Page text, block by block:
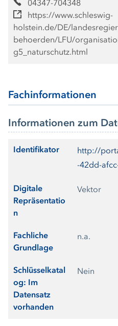
04347-704348
https://www.schleswig-
holstein.de/DE/
behoerden/LFU/
g5_naturschutz.html
Fachinformationen
Informationen zum
Identifikator
http://
-42dd-
Digitale
Repräsentatio
n
Vektor
Fachliche
Grundlage
n.a.
Schlüsselkatal
og: Im
Datensatz
vorhanden
Nein